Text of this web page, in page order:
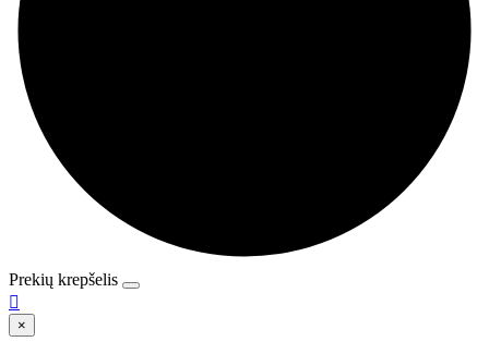
Prekių krepšelis

×